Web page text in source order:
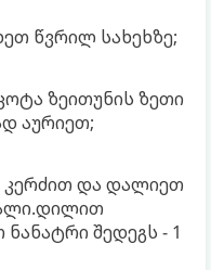
წვრილ სახეხზე;
ზეითუნის ზეთი
აურიეთ;
კერძით და დალიეთ
შედეგს - 1